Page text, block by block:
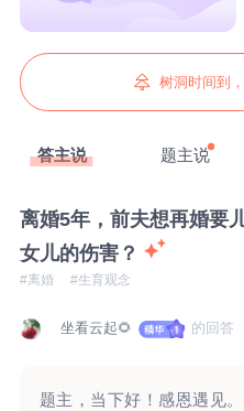
树洞时间到
答主说 题主说
离婚5年，前夫想再婚要
女儿的伤害？
#离婚 #生育观念
坐看云起🌻 的回答
题主，当下好！感恩遇见